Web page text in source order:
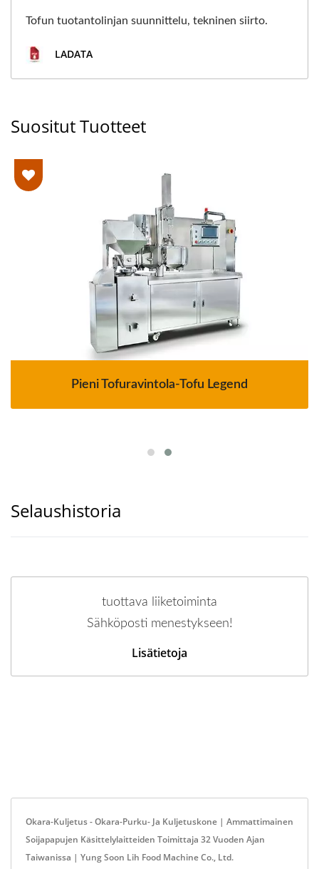
Tofun tuotantolinjan suunnittelu, tekninen siirto.
LADATA
Suositut Tuotteet
Pieni Tofuravintola-Tofu Legend
Selaushistoria
tuottava liiketoiminta
Sähköposti menestykseen!
Lisätietoja
Okara-Kuljetus - Okara-Purku- Ja Kuljetuskone | Ammattimainen
Soijapapujen Käsittelylaitteiden Toimittaja 32 Vuoden Ajan
Taiwanissa | Yung Soon Lih Food Machine Co., Ltd.